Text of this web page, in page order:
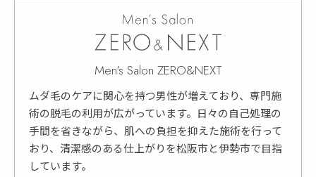
Men's Salon ZERO&NEXT
ムダ毛のケアに関心を持つ男性が増えており、専門施
術の脱毛の利用が広がっています。日々の自己処理の
手間を省きながら、肌への負担を抑えた施術を行って
おり、清潔感のある仕上がりを松阪市と伊勢市で目指
しています。